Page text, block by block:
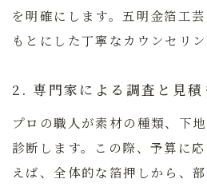
を明確にします。五明金箔工
もとにした丁寧なカウンセリ
2. 専門家による調査と見積
プロの職人が素材の種類、下
診断します。この際、予算に
えば、全体的な箔押しから、